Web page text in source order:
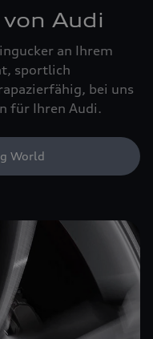
Audi
an Ihrem
sportlich
bei uns
für Ihren Audi.
World